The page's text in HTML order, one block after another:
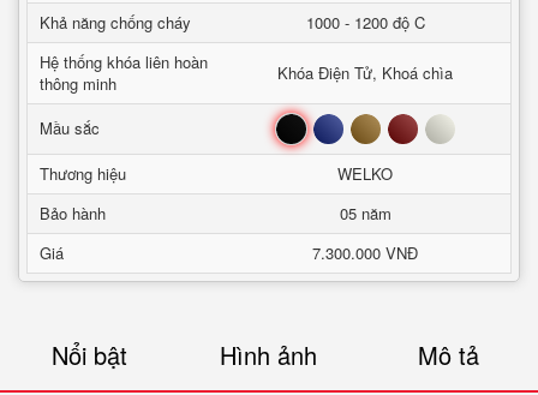
Khả năng chống cháy
1000 - 1200 độ C
Hệ thống khóa liên hoàn
thông minh
Khóa Điện Tử, Khoá chìa
Mầu sắc Đen Xanh Nâu Đỏ Trắng
Thương hiệu
WELKO
Bảo hành
05 năm
Giá
7.300.000 VNĐ
Nổi bật Hình ảnh Mô tả